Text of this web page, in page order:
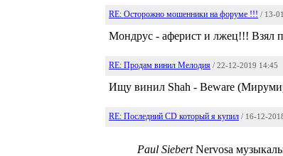
RE: Осторожно мошенники на форуме !!! / 13-
Мондрус - аферист и лжец!!! Взял
RE: Продам винил Мелодия / 22-12-2019 14:45
Ищу винил Shah - Beware
RE: Последний CD который я купил / 16-12-
Paul SiebertNervosa